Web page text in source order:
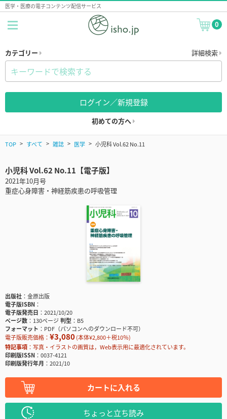
医学・医療の電子コンテンツ配信サービス
0
カテゴリー 詳細検索
ログイン／新規登録
初めての方へ
TOP すべて 雑誌 医学 小児科 Vol.62 No.11
小児科 Vol.62 No.11【電子版】
2021年10月号
重症心身障害・神経筋疾患の呼吸管理
出版社
金原出版
電子版ISBN
電子版発売日
2021/10/20
ページ数
130ページ判型
B5
フォーマット
PDF（パソコンへのダウンロード不可）
電子版販売価格： ¥3,080(本体¥2,800＋税10％)
特記事項
写真・イラストの画質は，Web表示用に最適化されています。
印刷版ISSN
0037-4121
印刷版発行年月
2021/10
カートに入れる
ちょっと立ち読み